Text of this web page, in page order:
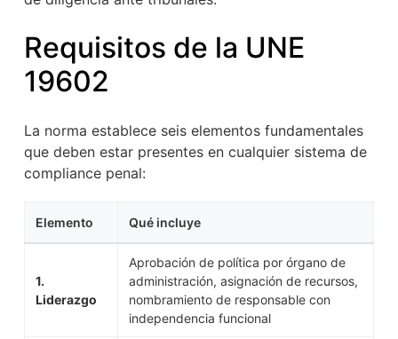
Requisitos de la UNE
19602
La norma establece seis elementos fundamentales
que deben estar presentes en cualquier sistema de
compliance penal:
Elemento Qué incluye
1.
Liderazgo
Aprobación de política por órgano de
administración, asignación de recursos,
nombramiento de responsable con
independencia funcional